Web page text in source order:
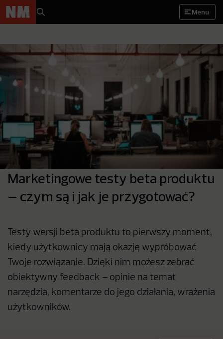
Menu
Marketingowe testy beta produktu
– czym są i jak je przygotować?
Testy wersji beta produktu to pierwszy moment,
kiedy użytkownicy mają okazję wypróbować
Twoje rozwiązanie. Dzięki nim możesz zebrać
obiektywny feedback – opinie na temat
narzędzia, komentarze do jego działania, wrażenia
użytkowników.